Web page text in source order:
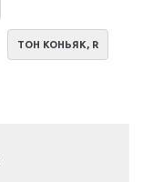
ТОН КОНЬЯК, R